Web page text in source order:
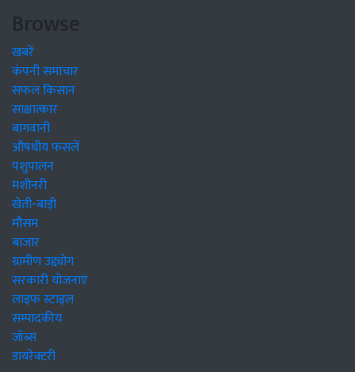
Browse
खबरें
कंपनी समाचार
सफल किसान
साक्षात्कार
बागवानी
औषधीय फसलें
पशुपालन
मशीनरी
खेती-बाड़ी
मौसम
बाजार
ग्रामीण उद्द्योग
सरकारी योजनाएं
लाइफ स्टाइल
सम्पादकीय
जॉब्स
डायरेक्टरी